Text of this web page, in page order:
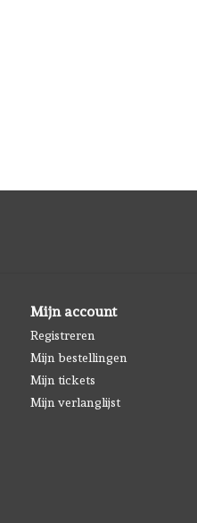
Mijn account
Registreren
Mijn bestellingen
Mijn tickets
Mijn verlanglijst